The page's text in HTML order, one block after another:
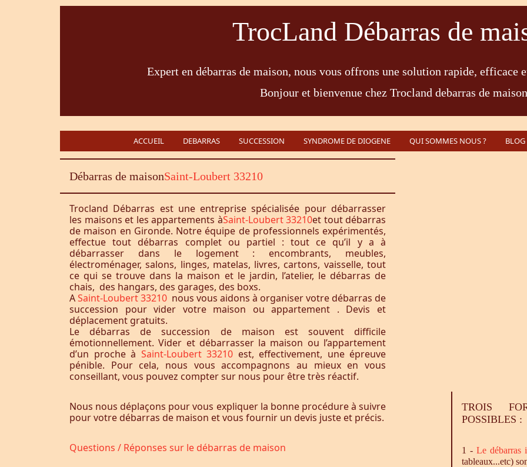
TrocLand Débarras de
Expert en débarras de maison, nous vous offrons une solution rapide, efficace
Bonjour et bienvenue chez Trocland debarras de
ACCUEIL DEBARRAS SUCCESSION SYNDROME DE DIOGENE QUI SOMMES NOUS ? BLOG
Débarras de maisonSaint-Loubert 33210
Trocland Débarras est une entreprise spécialisée pour débarrasser
les maisons et les appartements àSaint-Loubert 33210et tout débarras
de maison en Gironde. Notre équipe de professionnels expérimentés,
effectue tout débarras complet ou partiel : tout ce qu’il y a à
débarrasser dans le logement : encombrants, meubles,
électroménager, salons, linges, matelas, livres, cartons, vaisselle, tout
ce qui se trouve dans la maison et le jardin, l’atelier, le débarras de
chais, des hangars, des garages, des boxs.
ASaint-Loubert 33210 nous vous aidons à organiser votre débarras de
succession pour vider votre maison ou appartement . Devis et
déplacement gratuits.
Le débarras de succession de maison est souvent difficile
émotionnellement. Vider et débarrasser la maison ou l’appartement
d’un proche à Saint-Loubert 33210 est, effectivement, une épreuve
pénible. Pour cela, nous vous accompagnons au mieux en vous
conseillant, vous pouvez compter sur nous pour être très réactif.
Nous nous déplaçons pour vous expliquer la bonne procédure à suivre
pour votre débarras de maison et vous fournir un devis juste et précis.
Questions / Réponses sur le débarras de maison
TROIS
POSSIBLES :
1 -Ledébarras
tableaux...etc)